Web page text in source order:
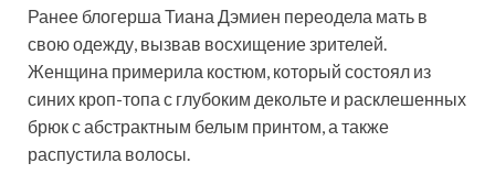
Ранее блогерша Тиана Дэмиен переодела мать в
свою одежду, вызвав восхищение зрителей.
Женщина примерила костюм, который состоял из
синих кроп-топа с глубоким декольте и расклешенных
брюк с абстрактным белым принтом, а также
распустила волосы.